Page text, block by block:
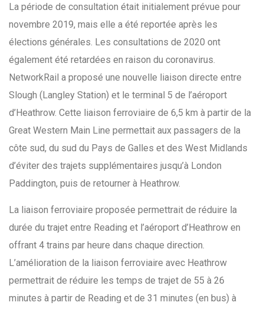
La période de consultation était initialement prévue pour
novembre 2019, mais elle a été reportée après les
élections générales. Les consultations de 2020 ont
également été retardées en raison du coronavirus.
NetworkRail a proposé une nouvelle liaison directe entre
Slough (Langley Station) et le terminal 5 de l’aéroport
d’Heathrow. Cette liaison ferroviaire de 6,5 km à partir de la
Great Western Main Line permettait aux passagers de la
côte sud, du sud du Pays de Galles et des West Midlands
d’éviter des trajets supplémentaires jusqu’à London
Paddington, puis de retourner à Heathrow.
La liaison ferroviaire proposée permettrait de réduire la
durée du trajet entre Reading et l’aéroport d’Heathrow en
offrant 4 trains par heure dans chaque direction.
L’amélioration de la liaison ferroviaire avec Heathrow
permettrait de réduire les temps de trajet de 55 à 26
minutes à partir de Reading et de 31 minutes (en bus) à